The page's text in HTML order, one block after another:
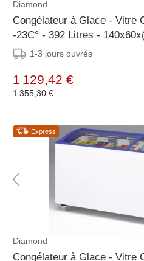
Diamond
Congélateur à Glace - Vitre
-23C° - 392 Litres -
1-3 jours ouvrés
1 129,42 €
1 355,30 €
Express
Diamond
Congélateur à Glace - Vitre